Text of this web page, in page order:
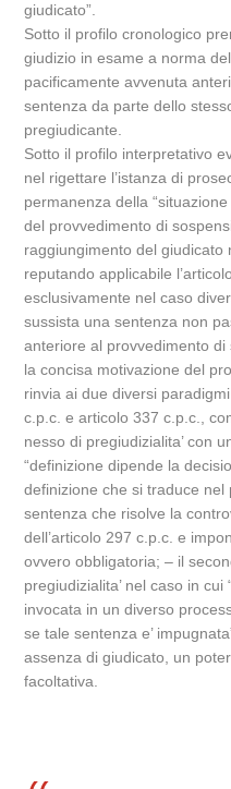
giudicato”.
Sotto il profilo cronologico
giudizio in esame a norma
pacificamente avvenuta
sentenza da parte dello
pregiudicante.
Sotto il profilo interpretativo
nel rigettare l’istanza di
permanenza della
del provvedimento di
raggiungimento del giudicato
reputando applicabile
esclusivamente nel caso
sussista una sentenza non
anteriore al provvedimento
la concisa motivazione del
rinvia ai due diversi
c.p.c. e articolo 337 c.p.c.,
nesso di pregiudizialita’ con
“definizione dipende la
definizione che si traduce
sentenza che risolve la
dell’articolo 297 c.p.c. e
ovvero obbligatoria; – il
pregiudizialita’ nel caso in cui
invocata in un diverso
se tale sentenza e’
assenza di giudicato, un
facoltativa.